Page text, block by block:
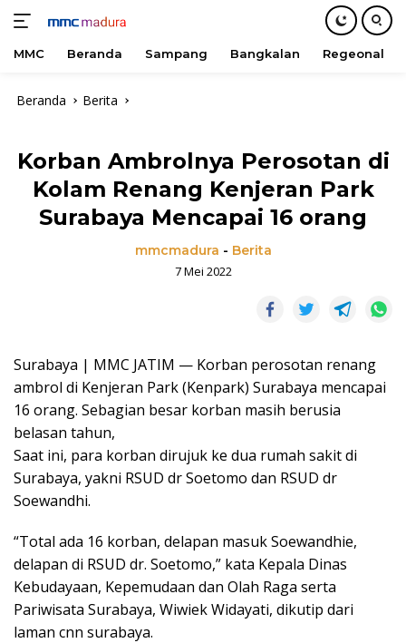
MMC Beranda Sampang Bangkalan Regeonal
Beranda Berita
Korban Ambrolnya Perosotan di
Kolam Renang Kenjeran Park
Surabaya Mencapai 16 orang
mmcmadura - Berita
7 Mei 2022
Surabaya | MMC JATIM — Korban perosotan renang
ambrol di Kenjeran Park (Kenpark) Surabaya mencapai
16 orang. Sebagian besar korban masih berusia
belasan tahun,
Saat ini, para korban dirujuk ke dua rumah sakit di
Surabaya, yakni RSUD dr Soetomo dan RSUD dr
Soewandhi.
“Total ada 16 korban, delapan masuk Soewandhie,
delapan di RSUD dr. Soetomo,” kata Kepala Dinas
Kebudayaan, Kepemudaan dan Olah Raga serta
Pariwisata Surabaya, Wiwiek Widayati, dikutip dari
laman cnn surabaya.